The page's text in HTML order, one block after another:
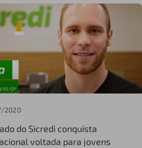
2020
do Sicredi conquista
voltada para jovens